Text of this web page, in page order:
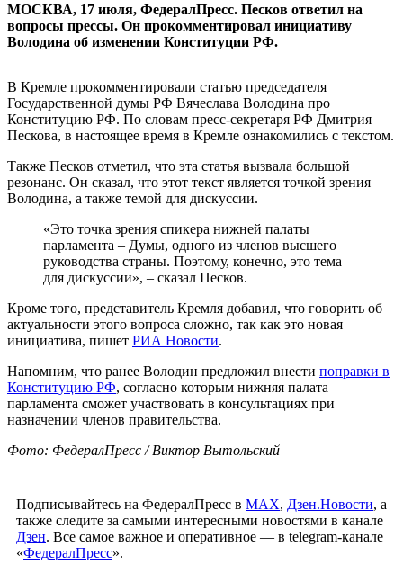
МОСКВА, 17 июля, ФедералПресс. Песков ответил на
вопросы прессы. Он прокомментировал инициативу
Володина об изменении Конституции РФ.
В Кремле прокомментировали статью председателя
Государственной думы РФ Вячеслава Володина про
Конституцию РФ. По словам пресс-секретаря РФ Дмитрия
Пескова, в настоящее время в Кремле ознакомились с текстом.
Также Песков отметил, что эта статья вызвала большой
резонанс. Он сказал, что этот текст является точкой зрения
Володина, а также темой для дискуссии.
«Это точка зрения спикера нижней палаты
парламента – Думы, одного из членов высшего
руководства страны. Поэтому, конечно, это тема
для дискуссии», – сказал Песков.
Кроме того, представитель Кремля добавил, что говорить об
актуальности этого вопроса сложно, так как это новая
инициатива, пишет РИА Новости.
Напомним, что ранее Володин предложил внести поправки в
Конституцию РФ, согласно которым нижняя палата
парламента сможет участвовать в консультациях при
назначении членов правительства.
Фото: ФедералПресс / Виктор Вытольский
Подписывайтесь на ФедералПресс в МАХ, Дзен.Новости, а
также следите за самыми интересными новостями в канале
Дзен. Все самое важное и оперативное — в telegram-канале
«ФедералПресс».